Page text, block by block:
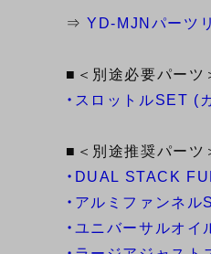
⇒ YD-MJNパーツ
■＜別途必要パーツ
・スロットルSET (
■＜別途推奨パーツ
・DUAL STACK
・アルミファンネ
・ユニバーサルオ